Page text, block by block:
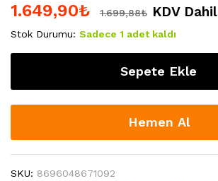
1.649,90₺ 1.699,88₺ KDV Dahil
Stok Durumu: Sadece 1 adet kaldı
Sepete Ekle
Hemen Al
SKU: 8696048671092